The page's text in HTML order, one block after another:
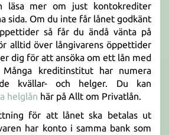
läsa mer om just kontokrediter
sida. Om du inte får lånet godkänt
så får du ändå vänta på
alltid över långivarens öppettider
dig för att ansöka om ett lån med
Många kreditinstitut har numera
kvällar- och helger. Du kan
helglån här på Allt om Privatlån.
för att lånet ska betalas ut
har konto i samma bank som